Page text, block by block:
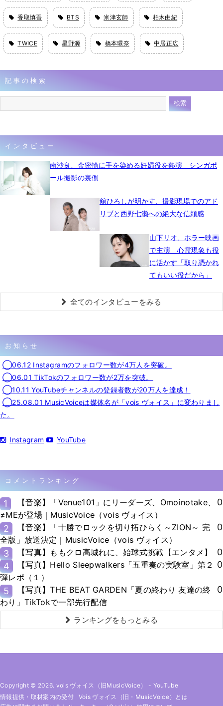
香取慎吾 BTS 米津玄師 柏木由紀
TWICE 星野源 橋本環奈 中居正広
記事の検索
インタビュー
南沙良、金密輸に手を染める妊婦役を熱演 シンガポ
ール撮影の裏側
舘ひろしが明かす、撮影現場でのアド
リブと西野七瀬への絶大な信頼感
山下リオ、ホラー映画
で主演 心霊現象も役
に活かす「取り憑かれ
てもいい役だから」
全てのインタビューをみる
お知らせ
◯06.12 Instagramのフォロワー数が4万人を突破。
◯06.01 TikTokのフォロワー数が2万を突破。
◯10.11 YouTubeチャンネルの登録者数が20万人を達成！
◯25.08.01 MusicVoiceは媒体名が「vois ヴォイス」に変わりまし
た。
Instagram YouTube
コメントランキング
1
【音楽】「Venue101」にリーダーズ、Omoinotake、
≠MEが登場｜MusicVoice（vois ヴォイス）
0
2
【音楽】「十勝でロックを切り拓ひらく～ZION～ 完
全版」放送決定｜MusicVoice（vois ヴォイス）
0
3 【写真】ももクロ高城れに、始球式挑戦【エンタメ】
0
4
【写真】Hello Sleepwalkers「五重奏の実験室」第２
弾レポ（１）
0
5
【写真】THE BEAT GARDEN「夏の終わり 友達の終
わり」TikTokで一部先行配信
0
ランキングをもっとみる
Copyright © 2026. vois ヴォイス（旧MusicVoice） - YouTube
情報提供・取材案内の受付
Vois ヴォイス（旧・MusicVoice）とは